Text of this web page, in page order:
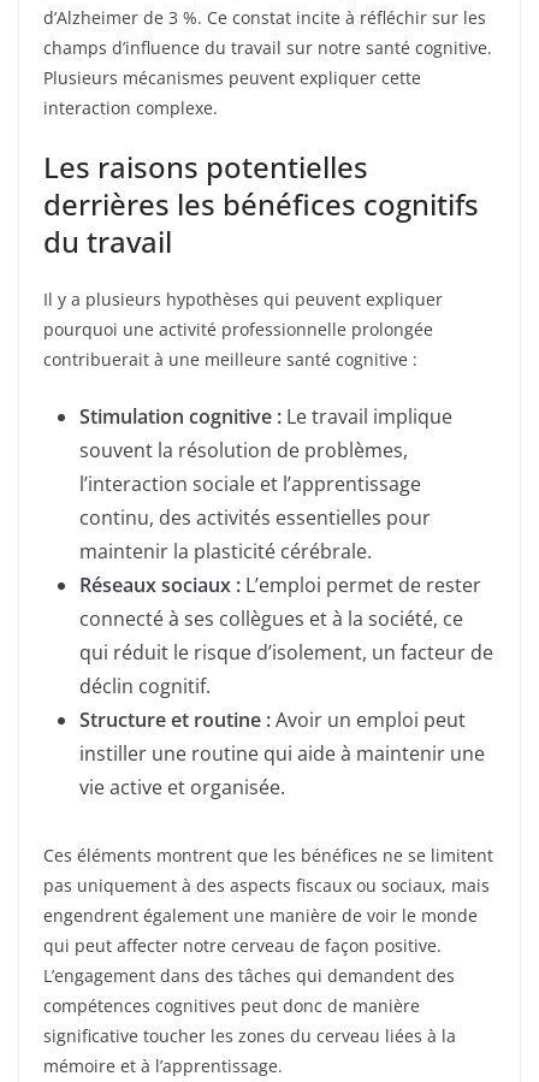
d’Alzheimer de 3 %. Ce constat incite à réfléchir sur les
champs d’influence du travail sur notre santé cognitive.
Plusieurs mécanismes peuvent expliquer cette
interaction complexe.
Les raisons potentielles
derrières les bénéfices cognitifs
du travail
Il y a plusieurs hypothèses qui peuvent expliquer
pourquoi une activité professionnelle prolongée
contribuerait à une meilleure santé cognitive :
Stimulation cognitive : Le travail implique
souvent la résolution de problèmes,
l’interaction sociale et l’apprentissage
continu, des activités essentielles pour
maintenir la plasticité cérébrale.
Réseaux sociaux : L’emploi permet de rester
connecté à ses collègues et à la société, ce
qui réduit le risque d’isolement, un facteur de
déclin cognitif.
Structure et routine :Avoir un emploi peut
instiller une routine qui aide à maintenir une
vie active et organisée.
Ces éléments montrent que les bénéfices ne se limitent
pas uniquement à des aspects fiscaux ou sociaux, mais
engendrent également une manière de voir le monde
qui peut affecter notre cerveau de façon positive.
L’engagement dans des tâches qui demandent des
compétences cognitives peut donc de manière
significative toucher les zones du cerveau liées à la
mémoire et à l’apprentissage.